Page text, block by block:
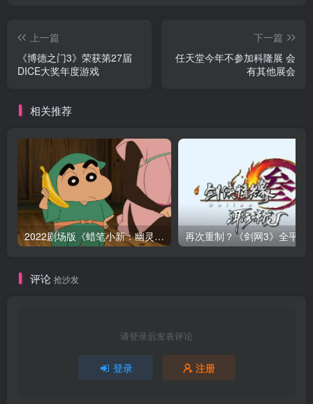
上一篇
《博德之门3》荣获第27届
DICE大奖年度游戏
下一篇
任天堂今年不参加科隆展 会
有其他展会
相关推荐
2022剧场版《蜡笔小新：幽灵忍者珍风传》公开正式PV
评论 抢沙发
请登录后发表评论
登录 注册